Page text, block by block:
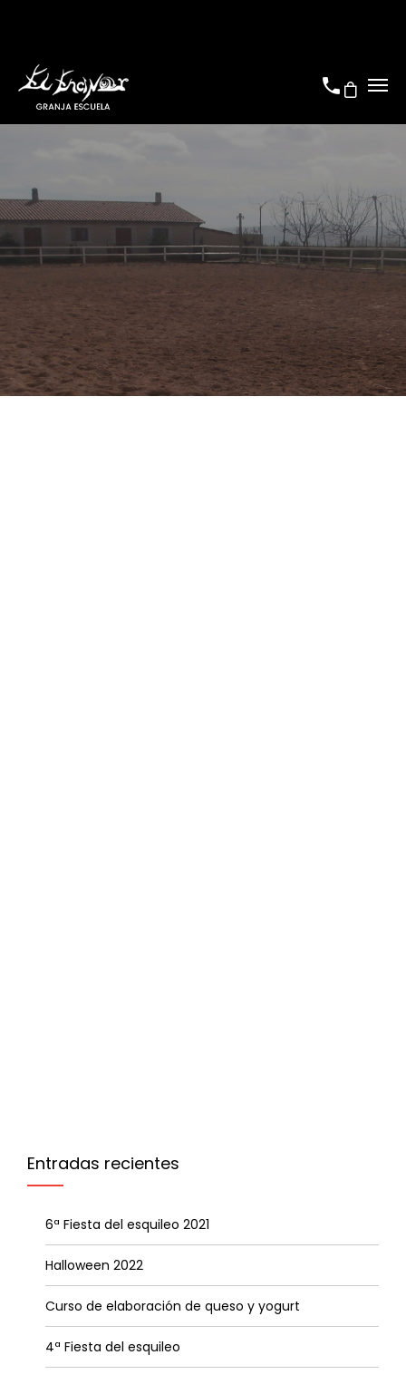
Entradas recientes
6ª Fiesta del esquileo 2021
Halloween 2022
Curso de elaboración de queso y yogurt
4ª Fiesta del esquileo